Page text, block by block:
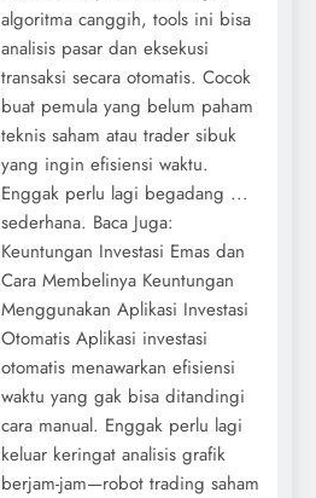
algoritma canggih, tools ini bisa
analisis pasar dan eksekusi
transaksi secara otomatis. Cocok
buat pemula yang belum paham
teknis saham atau trader sibuk
yang ingin efisiensi waktu.
Enggak perlu lagi begadang ...
sederhana. Baca Juga:
Keuntungan Investasi Emas dan
Cara Membelinya Keuntungan
Menggunakan Aplikasi Investasi
Otomatis Aplikasi investasi
otomatis menawarkan efisiensi
waktu yang gak bisa ditandingi
cara manual. Enggak perlu lagi
keluar keringat analisis grafik
berjam-jam—robot trading saham